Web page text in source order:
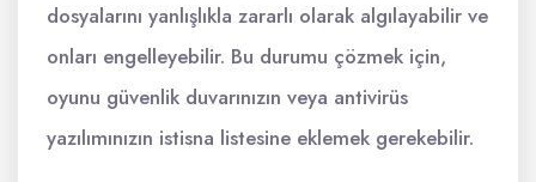
dosyalarını yanlışlıkla zararlı olarak algılayabilir ve
onları engelleyebilir. Bu durumu çözmek için,
oyunu güvenlik duvarınızın veya antivirüs
yazılımınızın istisna listesine eklemek gerekebilir.